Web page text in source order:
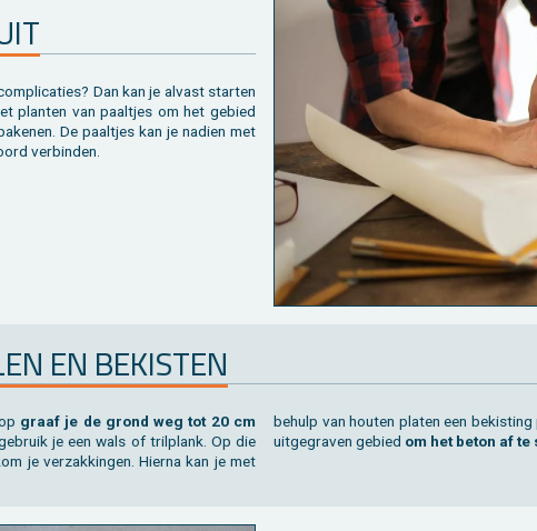
Dan kan je al­vast star­ten
plan­ten van paal­tjes om het ge­bied
De paal­tjes kan je na­dien met
ver­bin­den.
EN BE­KIS­TEN
graaf je de grond weg tot 20 cm
je een wals of tril­plank. Op die
je ver­zak­kin­gen. Hier­na kan je met
be­hulp van hou­ten pla­ten een
uit­ge­gra­ven ge­bied om het beton af